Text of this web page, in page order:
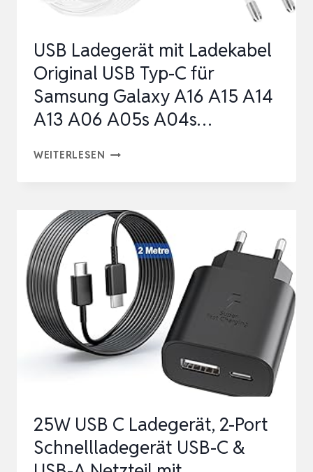
NETZTEI…
USB Ladegerät mit Ladekabel
Original USB Typ-C für
Samsung Galaxy A16 A15 A14
A13 A06 A05s A04s…
WEITERLESEN USB
LADEKABEL
ORIGINAL
USB
TYP-
C
FÜR
SAMSUNG
GALAXY
A14
A13
A06
25W USB C Ladegerät, 2-Port
Schnellladegerät USB-C &